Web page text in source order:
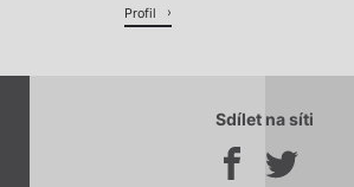
Profil
Sdílet na síti